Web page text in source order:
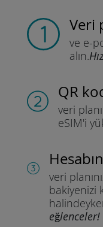
Veri
ve e-
alın.
QR
veri
eSIM'i
veri
bakiyenizi
eğlenceler!